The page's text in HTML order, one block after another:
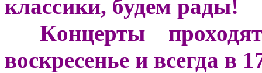
классики, будем рады!
Концерты
воскресенье и всегда в